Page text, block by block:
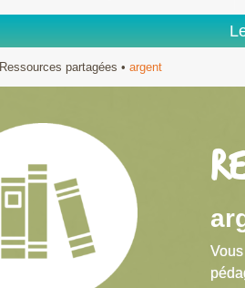
Ressources partagées • argent